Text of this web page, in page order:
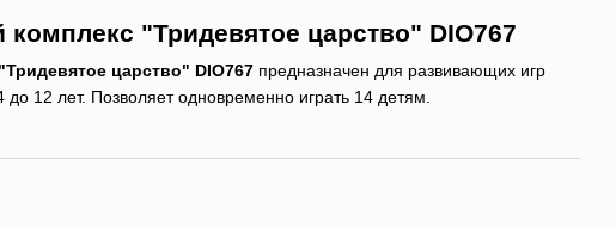
комплекс "Тридевятое царство" DIO767
царство" DIO767 предназначен для развивающих игр
до 12 лет. Позволяет одновременно играть 14 детям.